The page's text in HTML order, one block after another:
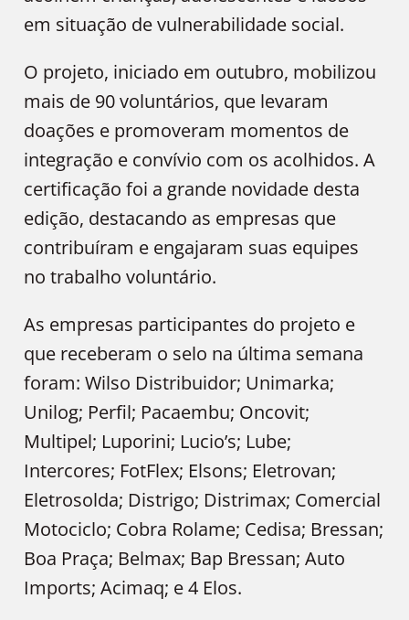
em situação de vulnerabilidade social.
O projeto, iniciado em outubro, mobilizou
mais de 90 voluntários, que levaram
doações e promoveram momentos de
integração e convívio com os acolhidos. A
certificação foi a grande novidade desta
edição, destacando as empresas que
contribuíram e engajaram suas equipes
no trabalho voluntário.
As empresas participantes do projeto e
que receberam o selo na última semana
foram: Wilso Distribuidor; Unimarka;
Unilog; Perfil; Pacaembu; Oncovit;
Multipel; Luporini; Lucio’s; Lube;
Intercores; FotFlex; Elsons; Eletrovan;
Eletrosolda; Distrigo; Distrimax; Comercial
Motociclo; Cobra Rolame; Cedisa; Bressan;
Boa Praça; Belmax; Bap Bressan; Auto
Imports; Acimaq; e 4 Elos.